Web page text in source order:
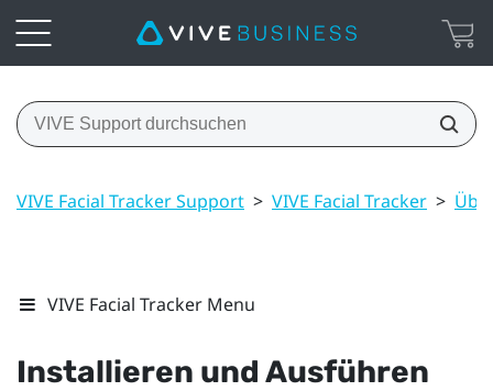
VIVE Facial Tracker Support > VIVE Facial Tracker >
VIVE Facial Tracker Menu
Installieren und Ausführen